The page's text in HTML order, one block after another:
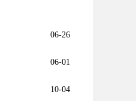
06-26
06-01
10-04